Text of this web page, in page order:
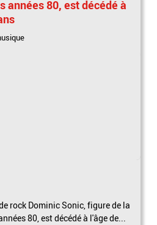
années 80, est décédé à
rock Dominic Sonic, figure de la
80, est décédé à l'âge de...